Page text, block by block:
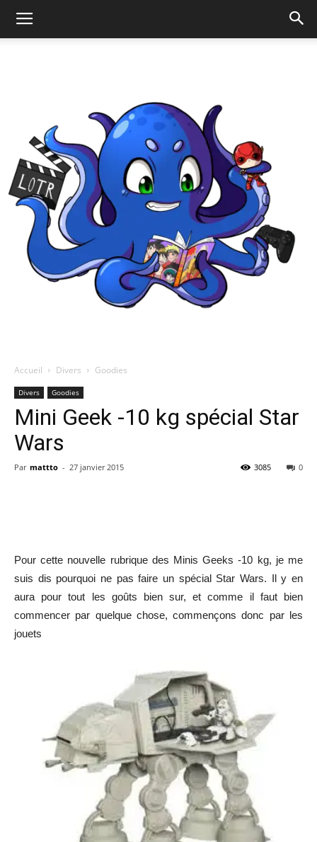
Accueil Divers Goodies
Divers Goodies
Mini Geek -10 kg spécial Star
Wars
Par mattto - 27 janvier 2015 0
3085
Pour cette nouvelle rubrique des Minis Geeks -10 kg, je me
suis dis pourquoi ne pas faire un spécial Star Wars. Il y en
aura pour tout les goûts bien sur, et comme il faut bien
commencer par quelque chose, commençons donc par les
jouets